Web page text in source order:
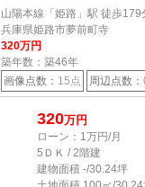
山陽本線「姫路」駅 徒歩179
兵庫県姫路市夢前町寺
320万円
築年数：築46年
画像点数： 15点 周辺点数：
320万円
ローン：1万円/月
5ＤＫ / 2階建
建物面積 -/30.24坪